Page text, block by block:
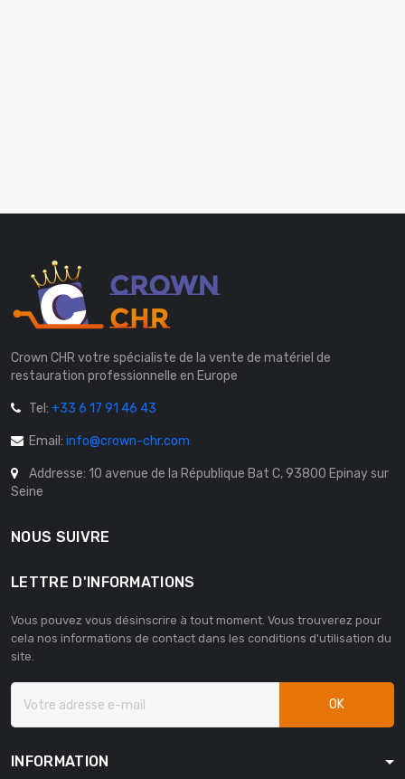
Crown CHR votre spécialiste de la vente de matériel de
restauration professionnelle en Europe
Tel: +33 6 17 91 46 43
Email: info@crown-chr.com
Addresse: 10 avenue de la République Bat C, 93800 Epinay sur
Seine
NOUS SUIVRE
LETTRE D'INFORMATIONS
Vous pouvez vous désinscrire à tout moment. Vous trouverez pour
cela nos informations de contact dans les conditions d'utilisation du
site.
OK
INFORMATION